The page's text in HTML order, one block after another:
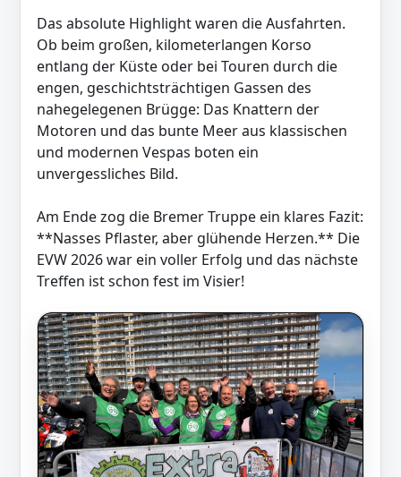
Das absolute Highlight waren die Ausfahrten.
Ob beim großen, kilometerlangen Korso
entlang der Küste oder bei Touren durch die
engen, geschichtsträchtigen Gassen des
nahegelegenen Brügge: Das Knattern der
Motoren und das bunte Meer aus klassischen
und modernen Vespas boten ein
unvergessliches Bild.
Am Ende zog die Bremer Truppe ein klares Fazit:
**Nasses Pflaster, aber glühende Herzen.** Die
EVW 2026 war ein voller Erfolg und das nächste
Treffen ist schon fest im Visier!